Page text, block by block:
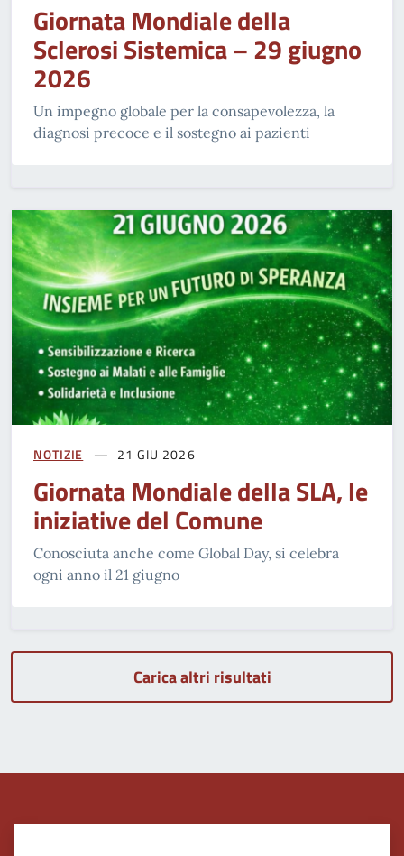
Giornata Mondiale della
Sclerosi Sistemica – 29 giugno
2026
Un impegno globale per la consapevolezza, la
diagnosi precoce e il sostegno ai pazienti
NOTIZIE 21 GIU 2026
Giornata Mondiale della SLA, le
iniziative del Comune
Conosciuta anche come Global Day, si celebra
ogni anno il 21 giugno
Carica altri risultati